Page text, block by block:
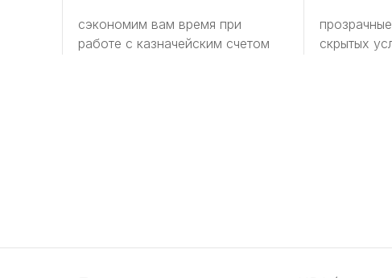
сэкономим вам время при
работе с казначейским счетом
скрытых